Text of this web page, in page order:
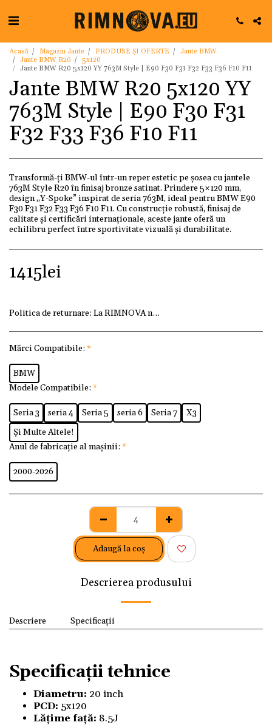
Acasă Magazin Jante PRODUSE ȘI OFERTE
Jante BMW
Jante BMW R20
5x120
Jante BMW R20 5x120 YY 763M Style | E90 F30 F31 F32 F33 F36 F10 F11
Jante BMW R20 5x120 YY
763M Style | E90 F30 F31
F32 F33 F36 F10 F11
Transformă-ți BMW-ul într-un reper estetic pe șosea cu jantele
763M Style R20 în finisaj bronze satinat. Prindere 5×120 mm,
design „Y-Spoke” inspirat de seria 763M, ideal pentru BMW E90
F30 F31 F32 F33 F36 F10 F11. Cu construcție robustă, finisaj de
calitate și certificări internaționale, aceste jante oferă un
echilibru perfect între sportivitate vizuală și durabilitate.
1415lei
Politica de returnare: La RIMNOVA ne dorim ca fiecare
Mărci Compatibile: *
BMW
Modele Compatibile: *
Seria 3 seria 4 Seria 5 seria 6 Seria 7
X3
Și Multe Altele!
Anul de fabricație al mașinii: *
2000-2026
Adaugă la coş
Descrierea produsului
Descriere Specificații
Specificații tehnice
Diametru: 20 inch
PCD: 5x120
Lățime față: 8.5J